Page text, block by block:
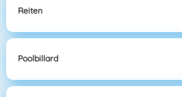
Reiten
Poolbillard